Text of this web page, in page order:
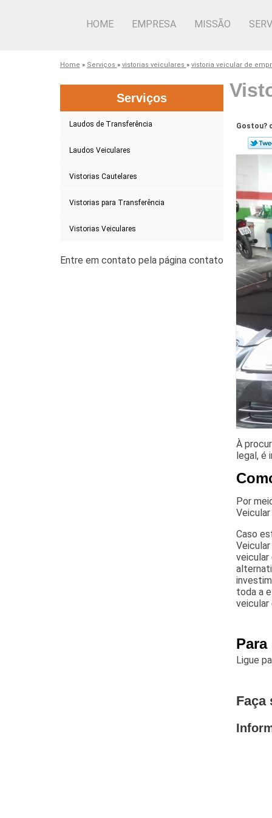
HOME EMPRESA MISSÃO
Home » Serviços » vistorias veiculares » vistoria veicular de
Serviços
Laudos de Transferência
Laudos Veiculares
Vistorias Cautelares
Vistorias para Transferência
Vistorias Veiculares
Gostou?
À
legal, é
Por
Caso
veicular
toda a
Ligue
Faça